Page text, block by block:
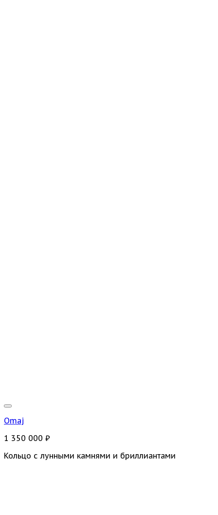
Omaj
1 350 000 ₽
Кольцо с лунными камнями и бриллиантами